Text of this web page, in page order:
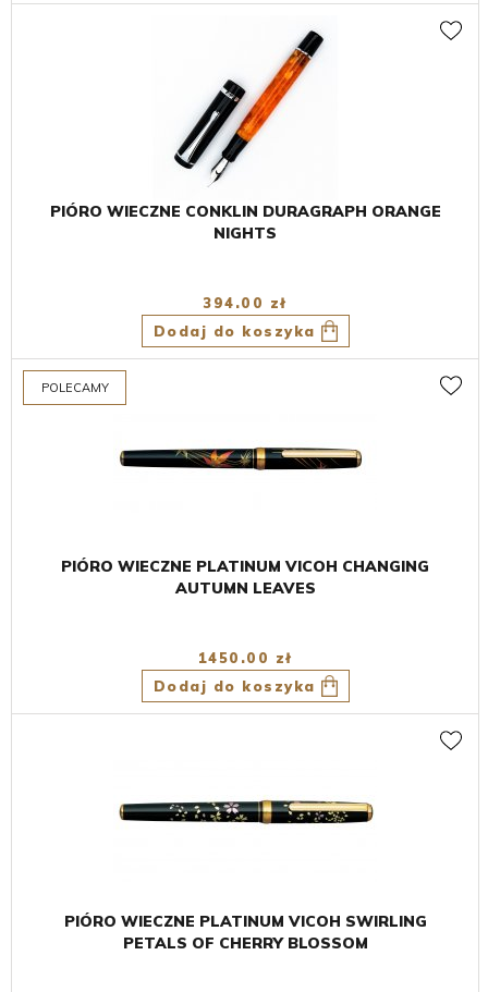
PIÓRO WIECZNE CONKLIN DURAGRAPH ORANGE
NIGHTS
394.00 zł
Dodaj do koszyka
PIÓRO WIECZNE PLATINUM VICOH CHANGING
AUTUMN LEAVES
1450.00 zł
Dodaj do koszyka
PIÓRO WIECZNE PLATINUM VICOH SWIRLING
PETALS OF CHERRY BLOSSOM